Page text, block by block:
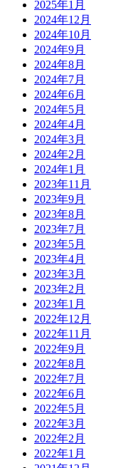
2025年1月
2024年12月
2024年10月
2024年9月
2024年8月
2024年7月
2024年6月
2024年5月
2024年4月
2024年3月
2024年2月
2024年1月
2023年11月
2023年9月
2023年8月
2023年7月
2023年5月
2023年4月
2023年3月
2023年2月
2023年1月
2022年12月
2022年11月
2022年9月
2022年8月
2022年7月
2022年6月
2022年5月
2022年3月
2022年2月
2022年1月